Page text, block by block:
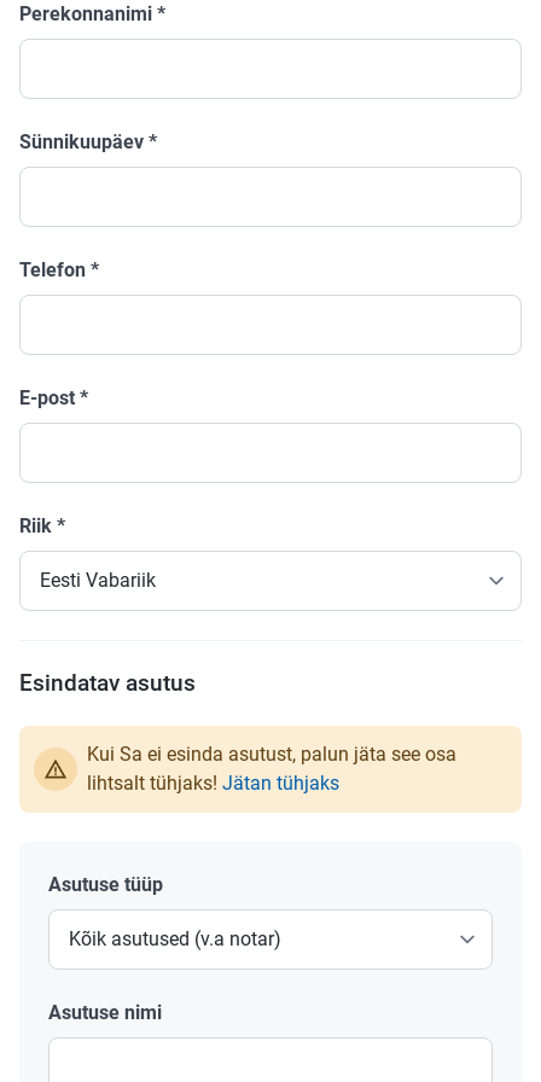
Perekonnanimi *
Sünnikuupäev *
Telefon *
E-post *
Riik *
Esindatav asutus
Kui Sa ei esinda asutust, palun jäta see osa
lihtsalt tühjaks! Jätan tühjaks
Asutuse tüüp
Asutuse nimi